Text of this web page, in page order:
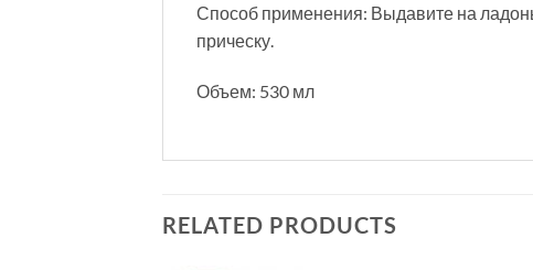
Способ применения: Выдавите на
прическу.
Объем: 530 мл
RELATED PRODUCTS